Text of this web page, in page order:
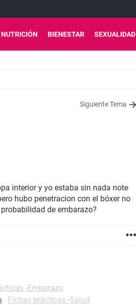
NUTRICIÓN BIENESTAR SEXUALIDAD
Siguiente Tema
interior y yo estaba sin nada note
hubo penetracion con el bóxer no
de embarazo?
-Embarazo
- Fichas prácticas -Salud